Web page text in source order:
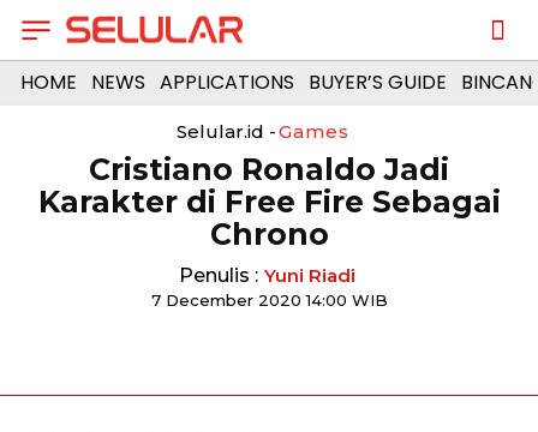
HOME NEWS APPLICATIONS BUYER’S GUIDE
Selular.id -Games
Cristiano Ronaldo Jadi
Karakter di Free Fire Sebagai
Chrono
Penulis : Yuni Riadi
7 December 2020 14:00 WIB